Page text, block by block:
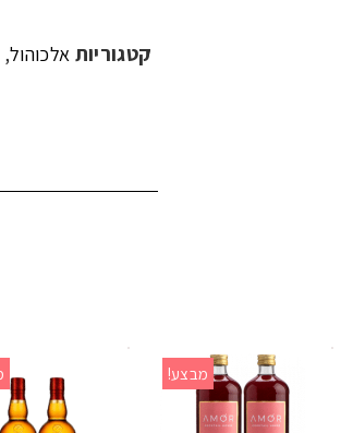
קטגוריות אלכוהול,
מבצע!